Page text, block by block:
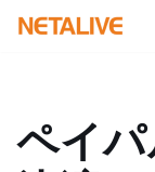
ン
ペイ